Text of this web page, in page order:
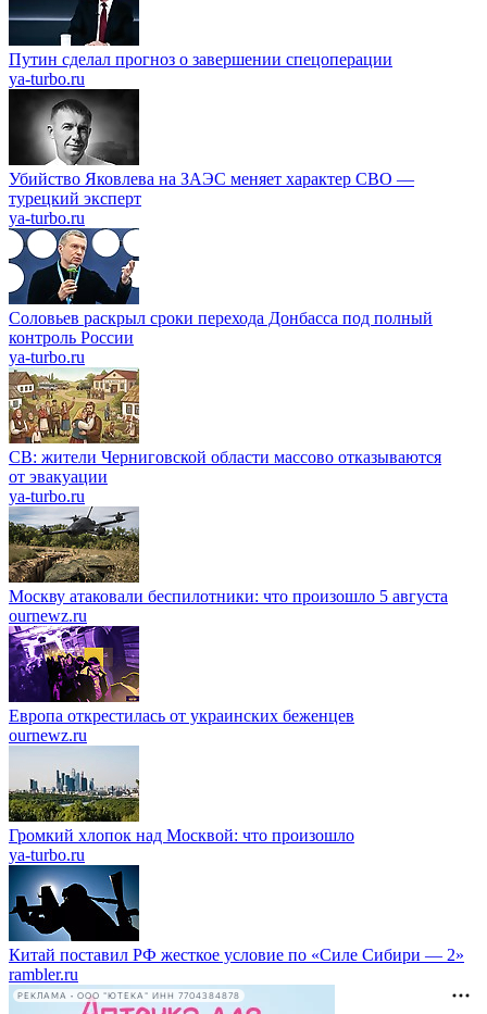
Путин сделал прогноз о завершении спецоперации
ya-turbo.ru
Убийство Яковлева на ЗАЭС меняет характер СВО —
турецкий эксперт
ya-turbo.ru
Соловьев раскрыл сроки перехода Донбасса под полный
контроль России
ya-turbo.ru
СВ: жители Черниговской области массово отказываются
от эвакуации
ya-turbo.ru
Москву атаковали беспилотники: что произошло 5 августа
ournewz.ru
Европа открестилась от украинских беженцев
ournewz.ru
Громкий хлопок над Москвой: что произошло
ya-turbo.ru
Китай поставил РФ жесткое условие по «Силе Сибири — 2»
rambler.ru
РЕКЛАМА • ООО "ЮТЕКА" ИНН 7704384878